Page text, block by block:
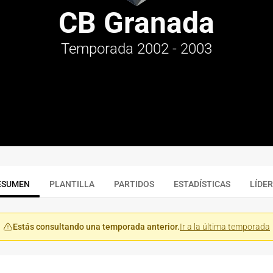
CB Granada
Temporada 2002 - 2003
PLANTILLA PARTIDOS ESTADÍSTICAS
Estás consultando una temporada anterior.Ir a la última temporada